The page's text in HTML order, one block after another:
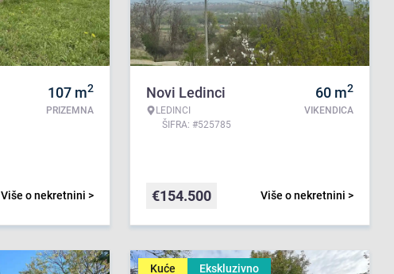
107 m2
PRIZEMNA
Više o nekretnini >
Novi Ledinci
LEDINCI
ŠIFRA: #525785
60 m2
VIKENDICA
Više o nekretnini >
€154.500
Kuće Ekskluzivno